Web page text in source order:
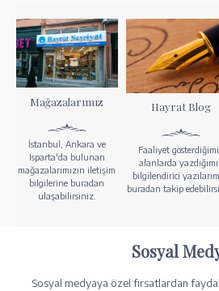
Mağazalarımız
İstanbul, Ankara ve
Isparta'da bulunan
mağazalarımızın iletişim
bilgilerine buradan
ulaşabilirsiniz.
Hayrat Blog
Faaliyet
alanlarda
bilgilendirici
buradan takip
Sosyal
Sosyal medyaya özel fırsatlardan